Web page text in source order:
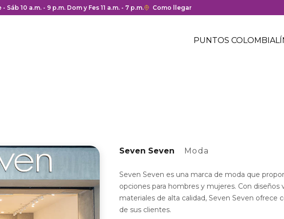
cierre del centro comercial.
Sáb 10 a.m. - 9 p.m. Dom y Fes 11 a.m. - 7 p.m.Enlace
Como llegar
Header
Menú
PUNTOS COLOMBIA
Seven Seven Moda
Seven Seven es una marca de moda que
opciones para hombres y mujeres. Con diseños
materiales de alta calidad, Seven Seven ofrece
de sus clientes.